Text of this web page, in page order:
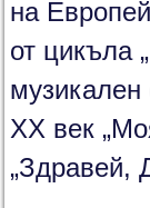
на
от цикъла
музикален
ХХ век
„Здравей,